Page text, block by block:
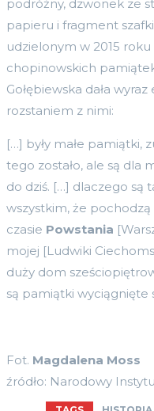
podróżny, dzwonek ze
papieru i fragment
udzielonym w 2015
chopinowskich
Gołębiewska dała
rozstaniem z nimi:
[…] były małe pamiątki,
tego zostało, ale są dla
do dziś. […] dlaczego są
wszystkim, że
czasie Powstania
mojej [Ludwiki
duży dom
są pamiątki wyciągnięte
Fot. Magdalena Moss
źródło: Narodowy